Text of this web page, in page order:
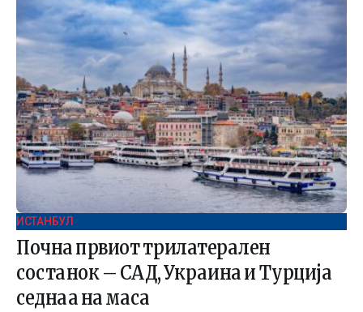
ИСТАНБУЛ
Почна првиот трилатерален
состанок – САД, Украина и Турција
седнаа на маса